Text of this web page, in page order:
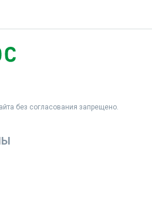
без согласования запрещено.